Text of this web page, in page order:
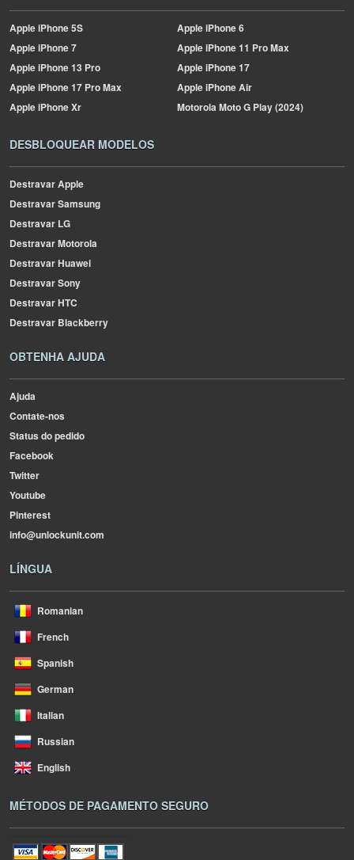
AppleiPhone 5S AppleiPhone 6
AppleiPhone 7 AppleiPhone 11 Pro Max
AppleiPhone 13 Pro AppleiPhone 17
AppleiPhone 17 Pro Max AppleiPhone Air
AppleiPhone Xr MotorolaMoto G Play (2024)
DESBLOQUEAR MODELOS
Destravar Apple
Destravar Samsung
Destravar LG
Destravar Motorola
Destravar Huawei
Destravar Sony
Destravar HTC
Destravar Blackberry
OBTENHA AJUDA
Ajuda
Contate-nos
Status do pedido
Facebook
Twitter
Youtube
Pinterest
info@unlockunit.com
LÍNGUA
Romanian
French
Spanish
German
Italian
Russian
English
MÉTODOS DE PAGAMENTO SEGURO